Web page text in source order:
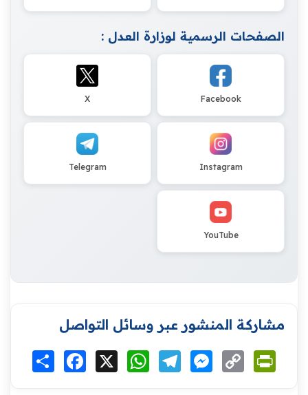
الصفحات الرسمية لوزارة العدل :
Facebook
X
Instagram
Telegram
YouTube
مشاركة المنشور عبر وسائل التواصل
انشر Facebook WhatsAppTelegramMessenger
Copy
Link